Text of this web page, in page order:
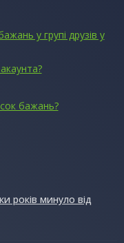
у групі друзів у
бажань?
років минуло від